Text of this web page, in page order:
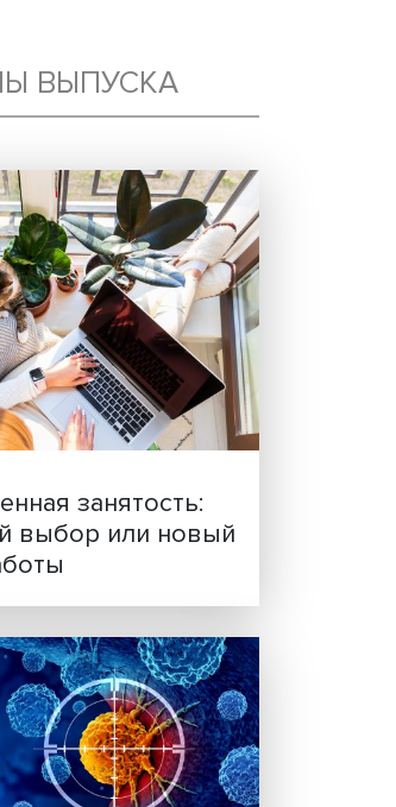
МАТЕРИАЛЫ ВЫПУСКА
Платформенная
временный выбор или
формат работы